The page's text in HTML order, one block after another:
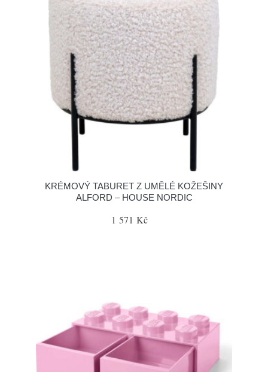
KRÉMOVÝ TABURET Z UMĚLÉ KOŽEŠINY
ALFORD – HOUSE NORDIC
1 571 Kč